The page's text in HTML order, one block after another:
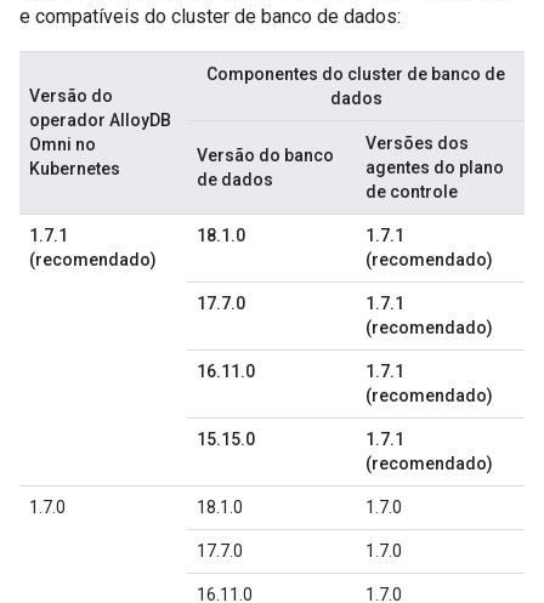
e compatíveis do cluster de banco de dados:
Versão do
operador AlloyDB
Omni no
Kubernetes
Componentes do cluster de banco de
dados
Versão do banco
de dados
Versões dos
agentes do plano
de controle
1.7.1
(recomendado)
18.1.0
1.7.1
(recomendado)
17.7.0
1.7.1
(recomendado)
16.11.0
1.7.1
(recomendado)
15.15.0
1.7.1
(recomendado)
1.7.0 18.1.0 1.7.0
17.7.0 1.7.0
16.11.0 1.7.0